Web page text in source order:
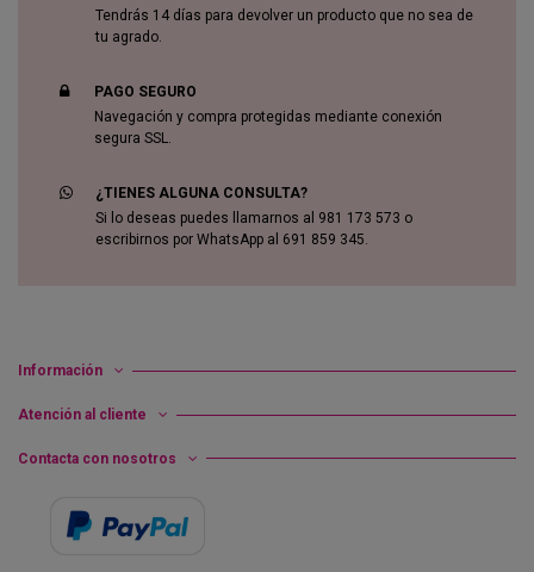
Tendrás 14 días para devolver un producto que no sea de
tu agrado.
PAGO SEGURO
Navegación y compra protegidas mediante conexión
segura SSL.
¿TIENES ALGUNA CONSULTA?
Si lo deseas puedes llamarnos al 981 173 573 o
escribirnos por WhatsApp al 691 859 345.
Información
Atención al cliente
Contacta con nosotros